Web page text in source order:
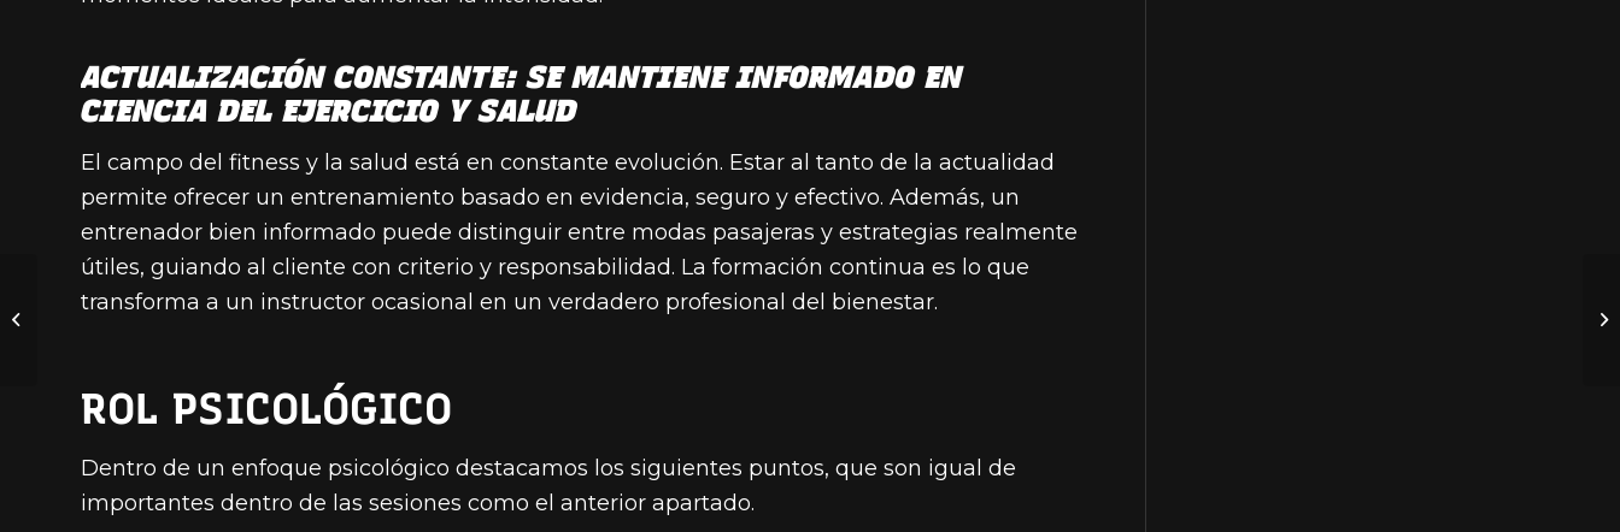
ACTUALIZACIÓN CONSTANTE: SE MANTIENE INFORMADO EN
CIENCIA DEL EJERCICIO Y SALUD
El campo del fitness y la salud está en constante evolución. Estar al tanto de la actualidad
permite ofrecer un entrenamiento basado en evidencia, seguro y efectivo. Además, un
entrenador bien informado puede distinguir entre modas pasajeras y estrategias realmente
útiles, guiando al cliente con criterio y responsabilidad. La formación continua es lo que
transforma a un instructor ocasional en un verdadero profesional del bienestar.
ROL PSICOLÓGICO
Dentro de un enfoque psicológico destacamos los siguientes puntos, que son igual de
importantes dentro de las sesiones como el anterior apartado.
Me han dicho que